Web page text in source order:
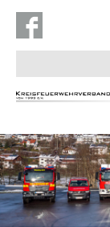
KFV